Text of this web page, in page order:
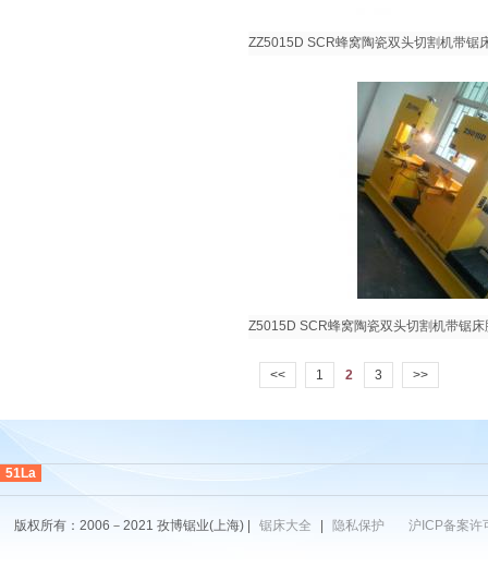
ZZ5015D SCR蜂窝陶瓷双头切割机带锯
Z5015D SCR蜂窝陶瓷双头切割机带锯
<< 1 2 3 >>
51La
版权所有：2006－2021 孜博锯业(上海) | 锯床大全 隐私保护 沪ICP备案许